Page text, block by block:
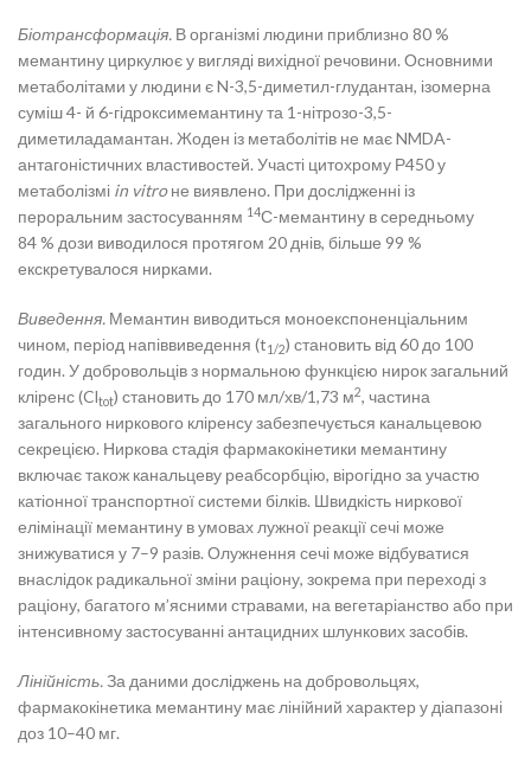
Біотрансформація. В організмі людини приблизно 80 %
мемантину циркулює у вигляді вихідної речовини. Основними
метаболітами у людини є N-3,5-диметил-глудантан, ізомерна
суміш 4- й 6-гідроксимемантину та 1-нітрозо-3,5-
диметиладамантан. Жоден із метаболітів не має NMDA-
антагоністичних властивостей. Участі цитохрому Р450 у
метаболізмі in vitroне виявлено. При дослідженні із
пероральним застосуванням 14С-мемантину в середньому
84 % дози виводилося протягом 20 днів, більше 99 %
екскретувалося нирками.
Виведення. Мемантин виводиться моноекспоненціальним
чином, період напіввиведення (t1/2) становить від 60 до 100
годин. У добровольців з нормальною функцією нирок загальний
кліренс (Cltot) становить до 170 мл/хв/1,73 м2, частина
загального ниркового кліренсу забезпечується канальцевою
секрецією. Ниркова стадія фармакокінетики мемантину
включає також канальцеву реабсорбцію, вірогідно за участю
катіонної транспортної системи білків. Швидкість ниркової
елімінації мемантину в умовах лужної реакції сечі може
знижуватися у 7–9 разів. Олужнення сечі може відбуватися
внаслідок радикальної зміни раціону, зокрема при переході з
раціону, багатого м’ясними стравами, на вегетаріанство або при
інтенсивному застосуванні антацидних шлункових засобів.
Лінійність.За даними досліджень на добровольцях,
фармакокінетика мемантину має лінійний характер у діапазоні
доз 10–40 мг.